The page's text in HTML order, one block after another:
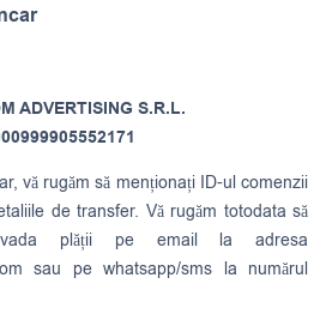
ADVERTISING S.R.L.
vă rugăm să menționați ID-ul comenzii
de transfer. Vă rugăm totodata să
plății pe email la adresa
sau pe whatsapp/sms la numărul